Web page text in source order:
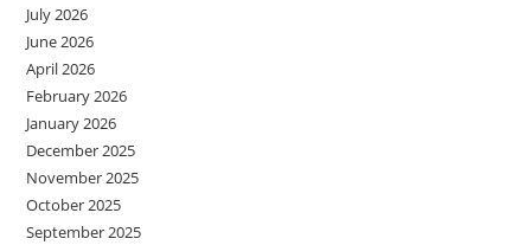
July 2026
June 2026
April 2026
February 2026
January 2026
December 2025
November 2025
October 2025
September 2025